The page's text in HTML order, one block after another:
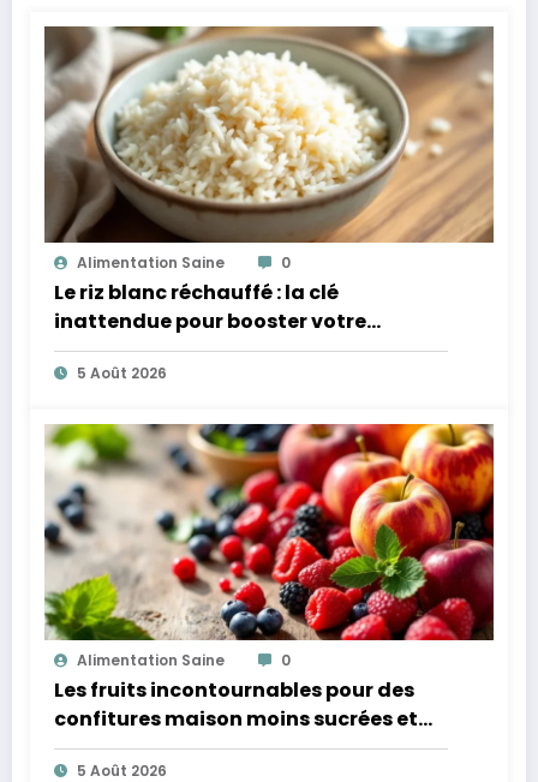
Alimentation Saine 0
Le riz blanc réchauffé : la clé
inattendue pour booster votre
microbiote
5 Août 2026
Alimentation Saine 0
Les fruits incontournables pour des
confitures maison moins sucrées et
plus légères
5 Août 2026